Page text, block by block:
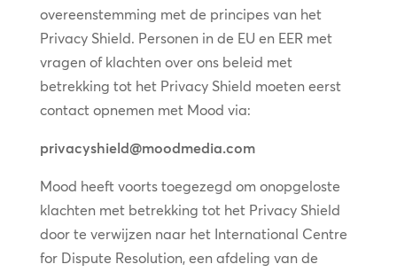
overeenstemming met de principes van het
Privacy Shield. Personen in de EU en EER met
vragen of klachten over ons beleid met
betrekking tot het Privacy Shield moeten eerst
contact opnemen met Mood via:
privacyshield@moodmedia.com
Mood heeft voorts toegezegd om onopgeloste
klachten met betrekking tot het Privacy Shield
door te verwijzen naar het International Centre
for Dispute Resolution, een afdeling van de